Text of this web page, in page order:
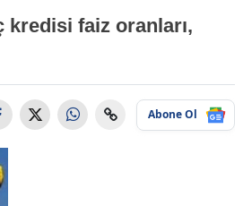
faiz oranları,
Abone Ol